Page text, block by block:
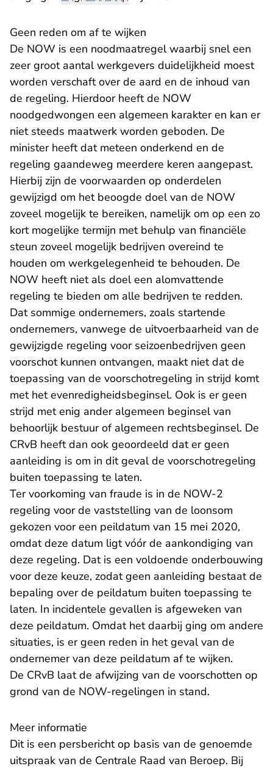
Geen reden om af te wijken
De NOW is een noodmaatregel waarbij snel een
zeer groot aantal werkgevers duidelijkheid moest
worden verschaft over de aard en de inhoud van
de regeling. Hierdoor heeft de NOW
noodgedwongen een algemeen karakter en kan er
niet steeds maatwerk worden geboden. De
minister heeft dat meteen onderkend en de
regeling gaandeweg meerdere keren aangepast.
Hierbij zijn de voorwaarden op onderdelen
gewijzigd om het beoogde doel van de NOW
zoveel mogelijk te bereiken, namelijk om op een zo
kort mogelijke termijn met behulp van financiële
steun zoveel mogelijk bedrijven overeind te
houden om werkgelegenheid te behouden. De
NOW heeft niet als doel een alomvattende
regeling te bieden om alle bedrijven te redden.
Dat sommige ondernemers, zoals startende
ondernemers, vanwege de uitvoerbaarheid van de
gewijzigde regeling voor seizoenbedrijven geen
voorschot kunnen ontvangen, maakt niet dat de
toepassing van de voorschotregeling in strijd komt
met het evenredigheidsbeginsel. Ook is er geen
strijd met enig ander algemeen beginsel van
behoorlijk bestuur of algemeen rechtsbeginsel. De
CRvB heeft dan ook geoordeeld dat er geen
aanleiding is om in dit geval de voorschotregeling
buiten toepassing te laten.
Ter voorkoming van fraude is in de NOW-2
regeling voor de vaststelling van de loonsom
gekozen voor een peildatum van 15 mei 2020,
omdat deze datum ligt vóór de aankondiging van
deze regeling. Dat is een voldoende onderbouwing
voor deze keuze, zodat geen aanleiding bestaat de
bepaling over de peildatum buiten toepassing te
laten. In incidentele gevallen is afgeweken van
deze peildatum. Omdat het daarbij ging om andere
situaties, is er geen reden in het geval van de
ondernemer van deze peildatum af te wijken.
De CRvB laat de afwijzing van de voorschotten op
grond van de NOW-regelingen in stand.
Meer informatie
Dit is een persbericht op basis van de genoemde
uitspraak van de Centrale Raad van Beroep. Bij